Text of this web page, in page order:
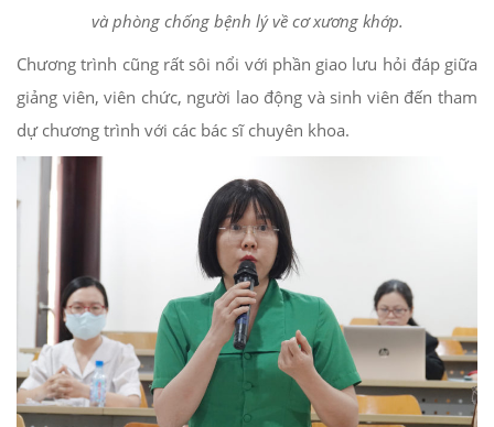
và phòng chống bệnh lý về cơ xương khớp.
Chương trình cũng rất sôi nổi với phần giao lưu hỏi đáp giữa
giảng viên, viên chức, người lao động và sinh viên đến tham
dự chương trình với các bác sĩ chuyên khoa.